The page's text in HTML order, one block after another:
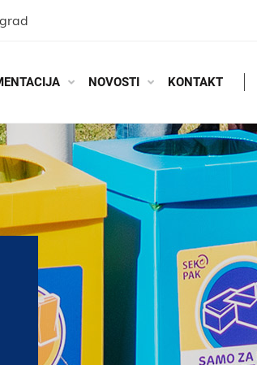
NOVOSTI KONTAKT